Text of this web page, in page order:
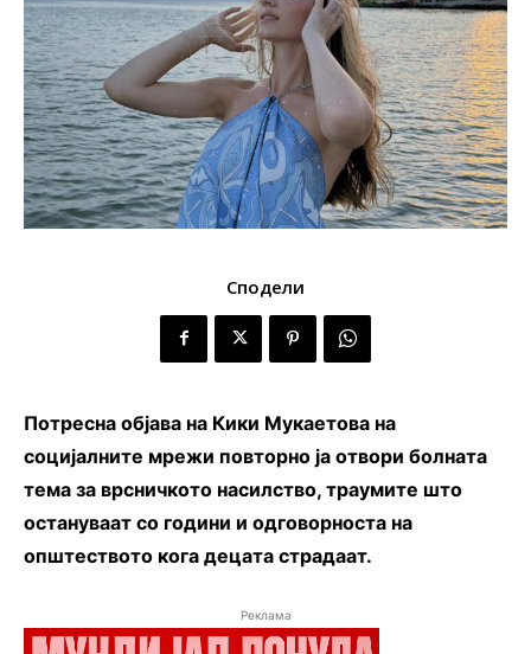
Сподели
Потресна објава на Кики Мукаетова на
социјалните мрежи повторно ја отвори болната
тема за врсничкото насилство, траумите што
остануваат со години и одговорноста на
општеството кога децата страдаат.
Реклама